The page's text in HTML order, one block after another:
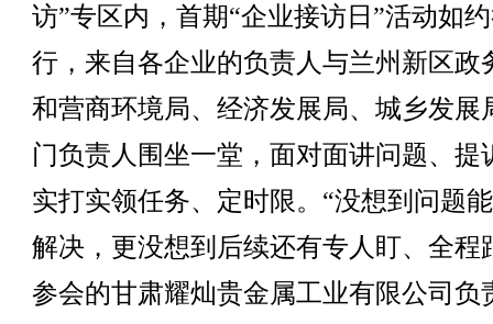
访”专区内，首期“企业接访日”活动如
行，来自各企业的负责人与兰州新区政
和营商环境局、经济发展局、城乡发展
门负责人围坐一堂，面对面讲问题、提
实打实领任务、定时限。“没想到问题
解决，更没想到后续还有专人盯、全程
参会的甘肃耀灿贵金属工业有限公司负